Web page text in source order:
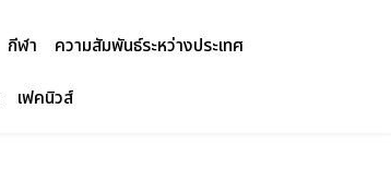
กีฬา
ความสัมพันธ์ระหว่างประเทศ
เฟคนิวส์